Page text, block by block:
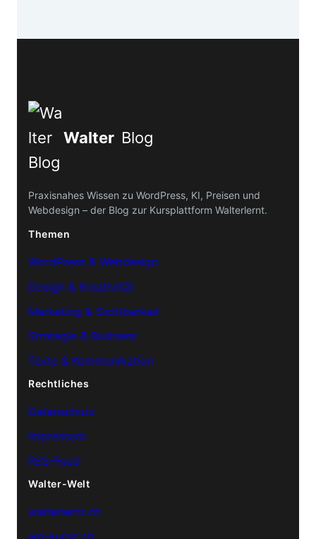
Walter Blog
Praxisnahes Wissen zu WordPress, KI, Preisen und
Webdesign – der Blog zur Kursplattform Walterlernt.
Themen
WordPress & Webdesign
Design & Kreativität
Marketing & Sichtbarkeit
Strategie & Business
Texte & Kommunikation
Rechtliches
Datenschutz
Impressum
RSS-Feed
Walter-Welt
walterlernt.ch
wp-kurse.ch